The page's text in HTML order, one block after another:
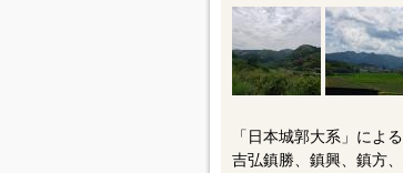
「日本城郭大系」によ
吉弘鎮勝、鎮興、鎮方